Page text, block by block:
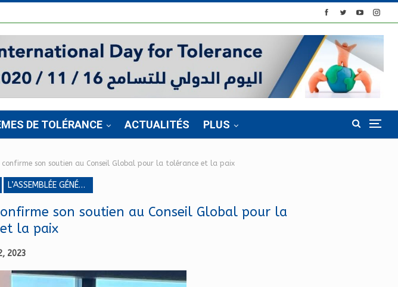
DE TOLÉRANCE ACTUALITÉS PLUS
son soutien au Conseil Global pour la tolérance et la paix
L’ASSEMBLÉE GÉNÉRALE
son soutien au Conseil Global pour la
la paix
2023